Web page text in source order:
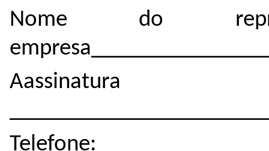
Nome do
Aassinatura
Telefone: